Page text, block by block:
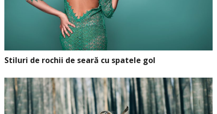
Stiluri de rochii de seară cu spatele gol